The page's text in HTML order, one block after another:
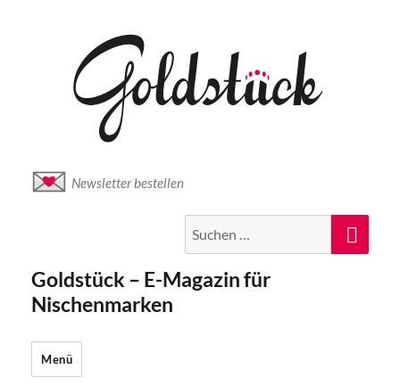
Newsletter bestellen
nach:
Goldstück – E-Magazin für
Nischenmarken
Menü